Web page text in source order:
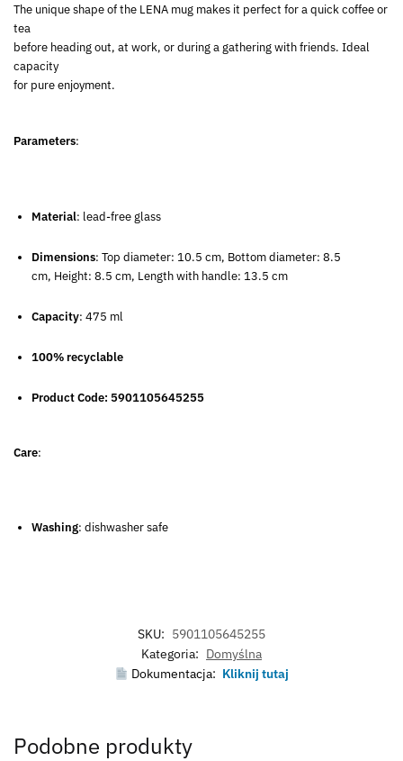
The unique shape of the LENA mug makes it perfect for a quick coffee or
tea
before heading out, at work, or during a gathering with friends. Ideal
capacity
for pure enjoyment.
Parameters:
Material: lead-free glass
Dimensions: Top diameter: 10.5 cm, Bottom diameter: 8.5
cm, Height: 8.5 cm, Length with handle: 13.5 cm
Capacity: 475 ml
100% recyclable
Product Code: 5901105645255
Care:
Washing: dishwasher safe
SKU: 5901105645255
Kategoria: Domyślna
Dokumentacja: Kliknij tutaj
Podobne produkty